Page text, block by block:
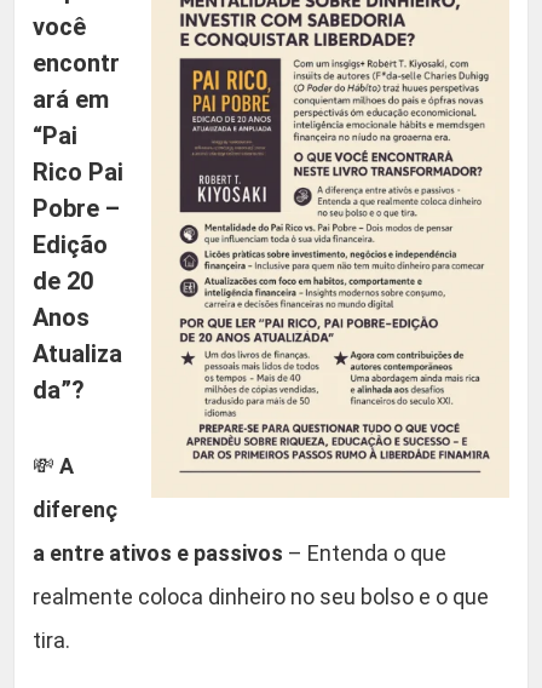
i
-
R
o
b
e
r
K
i
s
a
você
encontr
ará em
“Pai
Rico Pai
Pobre –
Edição
de 20
Anos
Atualiza
da”?
💸 A
diferenç
a entre ativos e passivos – Entenda o que
realmente coloca dinheiro no seu bolso e o que
tira.